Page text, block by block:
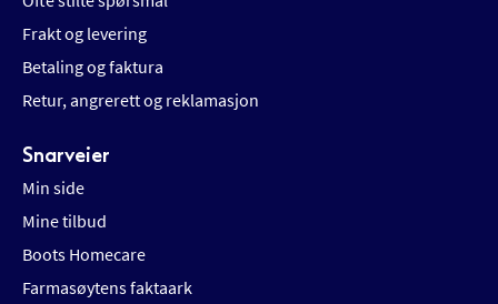
Frakt og levering
Betaling og faktura
Retur, angrerett og reklamasjon
Snarveier
Min side
Mine tilbud
Boots Homecare
Farmasøytens faktaark